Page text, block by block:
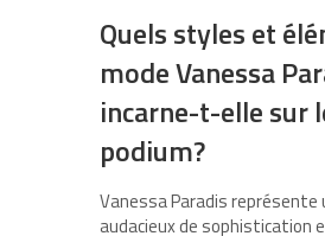
Quels styles et
mode Vanessa
incarne-t-elle sur
podium?
Vanessa Paradis représente
audacieux de sophistication